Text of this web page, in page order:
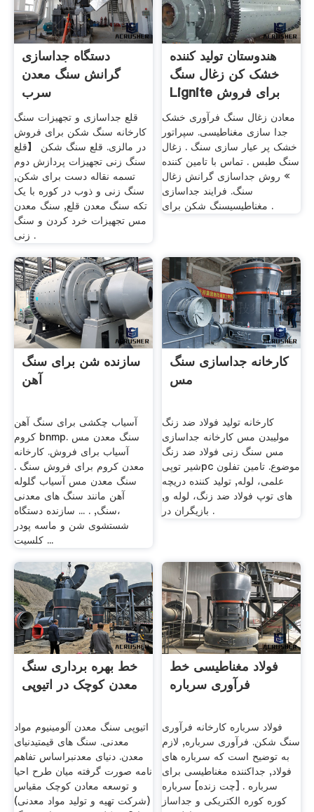
دستگاه جداسازی
گرانش سنگ معدن
سرب
قلع جداسازی و تجهیزات سنگ
کارخانه سنگ شکن برای فروش
در مالزی. قلع سنگ شکن 【قلع
سنگ زنی تجهیزات پردازش دوم
تسمه نقاله دست برای شکن,
سنگ زنی و ذوب در کوره با یک
تکه سنگ معدن قلع, سنگ معدن
مس تجهیزات خرد کردن و سنگ
زنی .
هندوستان تولید کننده
خشک کن زغال سنگ
Lignite برای فروش
معادن زغال سنگ فرآوری خشک
جدا سازی مغناطیسی. سپراتور
خشک پر عیار سازی سنگ . زغال
سنگ طبس . تماس با تامین کننده
» روش جداسازی گرانش زغال
سنگ. فرایند جداسازی
مغناطیسیسنگ شکن برای .
سازنده شن برای سنگ
آهن
آسیاب چکشی برای سنگ آهن
کروم bnmp. سنگ معدن مس
آسیاب برای فروش. کارخانه
معدن کروم برای فروش سنگ .
سنگ معدن مس آسیاب گلوله
آهن مانند سنگ های معدنی
،سنگ, . ... سازنده دستگاه
شستشوی شن و ماسه پودر
کلسیت ...
کارخانه جداسازی سنگ
مس
کارخانه تولید فولاد ضد زنگ
مولیبدن مس کارخانه جداسازی
مس سنگ زنی فولاد ضد زنگ
شیر توپیpc موضوع. تامین تفلون
علمی، لوله, تولید کننده دریچه
های توپ فولاد ضد زنگ، لوله و,
بازیگران در .
خط بهره برداری سنگ
معدن کوچک در اتیوپی
اتیوپی سنگ معدن آلومینیوم مواد
معدنی. سنگ های قیمتیدنیای
معدن. دنیای معدنبراساس تفاهم
نامه صورت گرفته میان طرح احیا
و توسعه معادن کوچک مقیاس
(شرکت تهیه و تولید مواد معدنی)
فولاد مغناطیسی خط
فرآوری سرباره
فولاد سرباره کارخانه فرآوری
سنگ شکن. فرآوری سرباره, لازم
به توضیح است که سرباره های
فولاد, جداکننده مغناطیسی برای
سرباره . [چت زنده] سرباره
کوره کوره الکتریکی و جداساز